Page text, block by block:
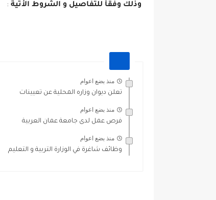
وذلك وفقأ للتفاصيل و الشروط الأتية :
منذ بضع اعوام
تعلن ديوان وزاره المحلية عن تعيينات
منذ بضع اعوام
فرص عمل لدى جامعة عمان العربية
منذ بضع اعوام
وظائف شاغرة في الوزارة التربية و التعليم